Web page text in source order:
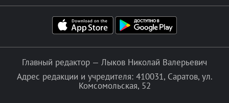
Главный редактор — Лыков Николай Валерьевич
Адрес редакции и учредителя: 410031, Саратов, ул.
Комсомольская, 52